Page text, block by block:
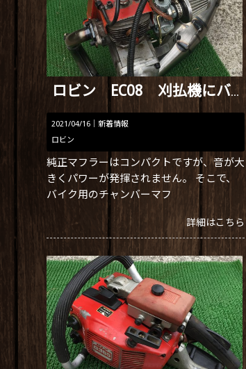
ロビン EC08 刈払機にバイク用マフラーを付けてみました！
2021/04/16｜ 新着情報
ロビン
純正マフラーはコンパクトですが、音が大
きくパワーが発揮されません。 そこで、
バイク用のチャンバーマフ
詳細はこちら